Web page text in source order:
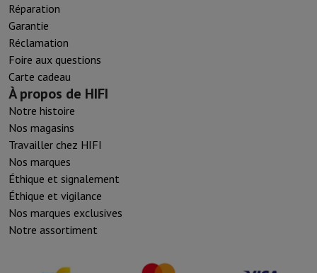
Réparation
Garantie
Réclamation
Foire aux questions
Carte cadeau
À propos de HIFI
Notre histoire
Nos magasins
Travailler chez HIFI
Nos marques
Éthique et signalement
Éthique et vigilance
Nos marques exclusives
Notre assortiment